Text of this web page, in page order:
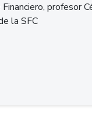
profesor
la SFC